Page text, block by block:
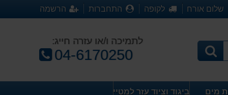
שלום אורח לקופה התחברות הרשמה
לתמיכה ו/או עזרה חייג:
טלפון:
04-6170250
מים ביגוד וציוד עזר למטייל